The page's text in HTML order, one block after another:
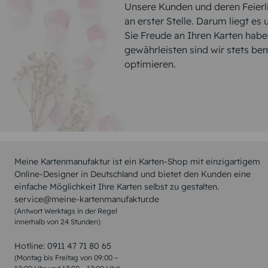
Unsere Kunden und deren
an erster Stelle. Darum liegt es
Sie Freude an Ihren Karten
gewährleisten sind wir stets
optimieren.
Meine Kartenmanufaktur ist ein Karten-Shop mit einzigartigem
Online-Designer in Deutschland und bietet den Kunden eine
einfache Möglichkeit Ihre Karten selbst zu gestalten.
service@meine-kartenmanufaktur.de
(Antwort Werktags in der Regel
innerhalb von 24 Stunden)
Hotline: 0911 47 71 80 65
(Montag bis Freitag von 09:00 –